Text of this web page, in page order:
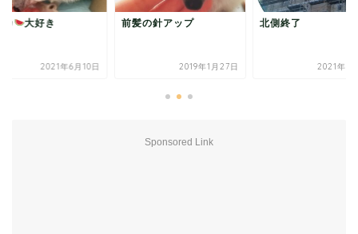
の針アップ
2019年1月27日
北側終了
2021年2月11日
スイカ
2021年6
Sponsored Link